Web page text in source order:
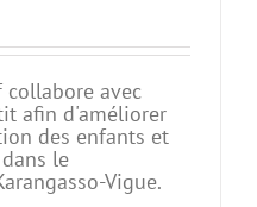
avec
afin d'améliorer
des enfants et
le
Vigue.